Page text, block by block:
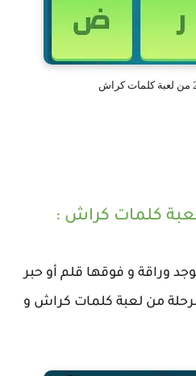
وراقة و فوقها قلم أو حبر
من لعبة كلمات كراش و